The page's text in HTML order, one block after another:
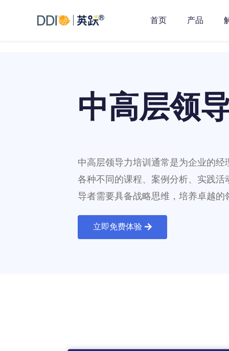
首页 产品
中高层领
中高层领导力培训通常是为企业的
各种不同的课程、案例分析、实践
导者需要具备战略思维，培养卓越
立即免费体验